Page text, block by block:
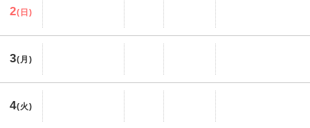
2(日)
3(月)
4(火)